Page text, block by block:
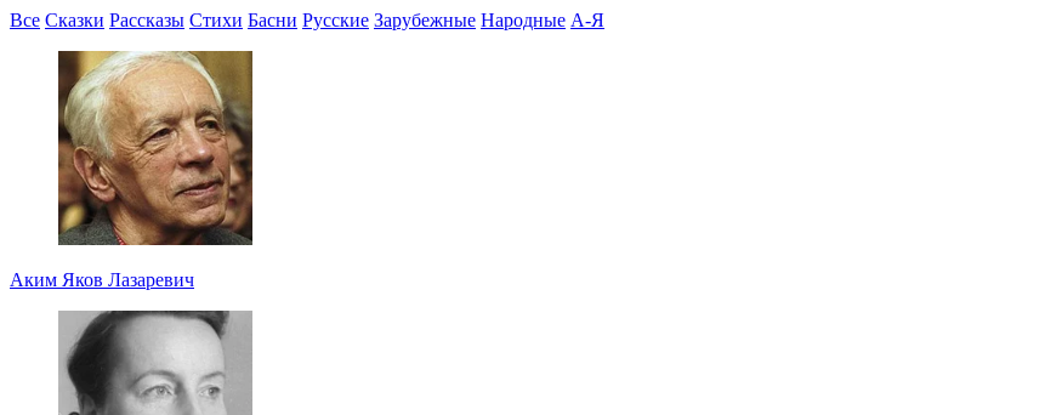
Все Сказки Рассказы Стихи Басни Русские Зарубежные Народные А-Я
Аким Яков Лазаревич